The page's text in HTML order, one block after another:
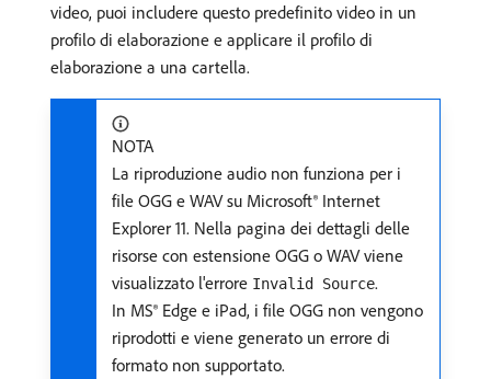
video, puoi includere questo predefinito video in un
profilo di elaborazione e applicare il profilo di
elaborazione a una cartella.
NOTA
La riproduzione audio non funziona per i
file OGG e WAV su Microsoft® Internet
Explorer 11. Nella pagina dei dettagli delle
risorse con estensione OGG o WAV viene
visualizzato l'errore Invalid Source.
In MS® Edge e iPad, i file OGG non vengono
riprodotti e viene generato un errore di
formato non supportato.